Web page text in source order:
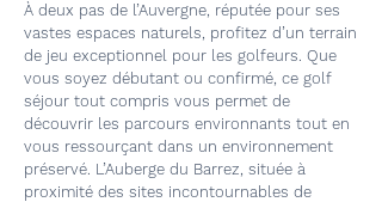
À deux pas de l’Auvergne, réputée pour ses
vastes espaces naturels, profitez d’un terrain
de jeu exceptionnel pour les golfeurs. Que
vous soyez débutant ou confirmé, ce golf
séjour tout compris vous permet de
découvrir les parcours environnants tout en
vous ressourçant dans un environnement
préservé. L’Auberge du Barrez, située à
proximité des sites incontournables de